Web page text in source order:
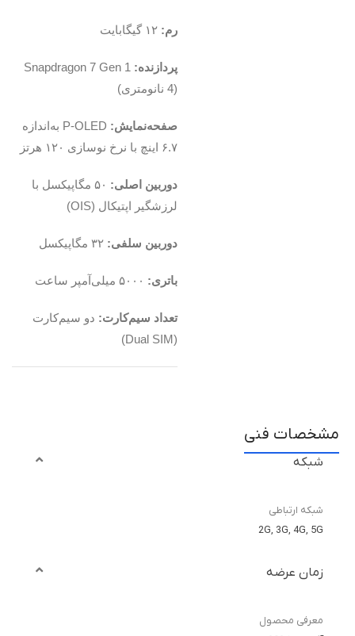
رم:
پردازنده: Snapdragon 7 Gen 1
(4 نانومتری)
صفحه‌نمایش:
P-OLED به‌اندازه
۶.۷ اینچ با نرخ نوسازی ۱۲۰ هرتز
دوربین اصلی:
۵۰ مگاپیکسل با
لرزشگیر اپتیکال (OIS)
دوربین سلفی:
باتری:
تعداد سیم‌کارت: دو سیم‌کارت
(Dual SIM)
مشخصات فنی
شبکه
شبکه ارتباطی
2G, 3G, 4G, 5G
زمان عرضه
معرفی محصول